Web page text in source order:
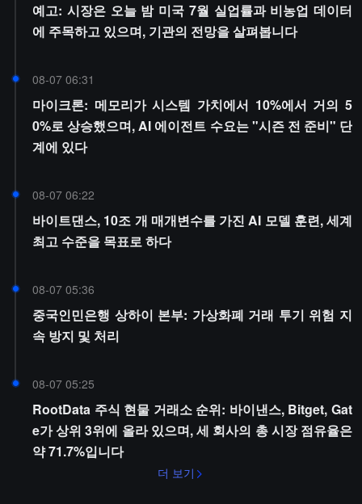
예고: 시장은 오늘 밤 미국 7월 실업률과 비농업 데이터
에 주목하고 있으며, 기관의 전망을 살펴봅니다
08-07 06:31
마이크론: 메모리가 시스템 가치에서 10%에서 거의 5
0%로 상승했으며, AI 에이전트 수요는 "시즌 전 준비" 단
계에 있다
08-07 06:22
바이트댄스, 10조 개 매개변수를 가진 AI 모델 훈련, 세계
최고 수준을 목표로 하다
08-07 05:36
중국인민은행 상하이 본부: 가상화폐 거래 투기 위험 지
속 방지 및 처리
08-07 05:25
RootData 주식 현물 거래소 순위: 바이낸스, Bitget, Gat
e가 상위 3위에 올라 있으며, 세 회사의 총 시장 점유율은
약 71.7%입니다
더 보기